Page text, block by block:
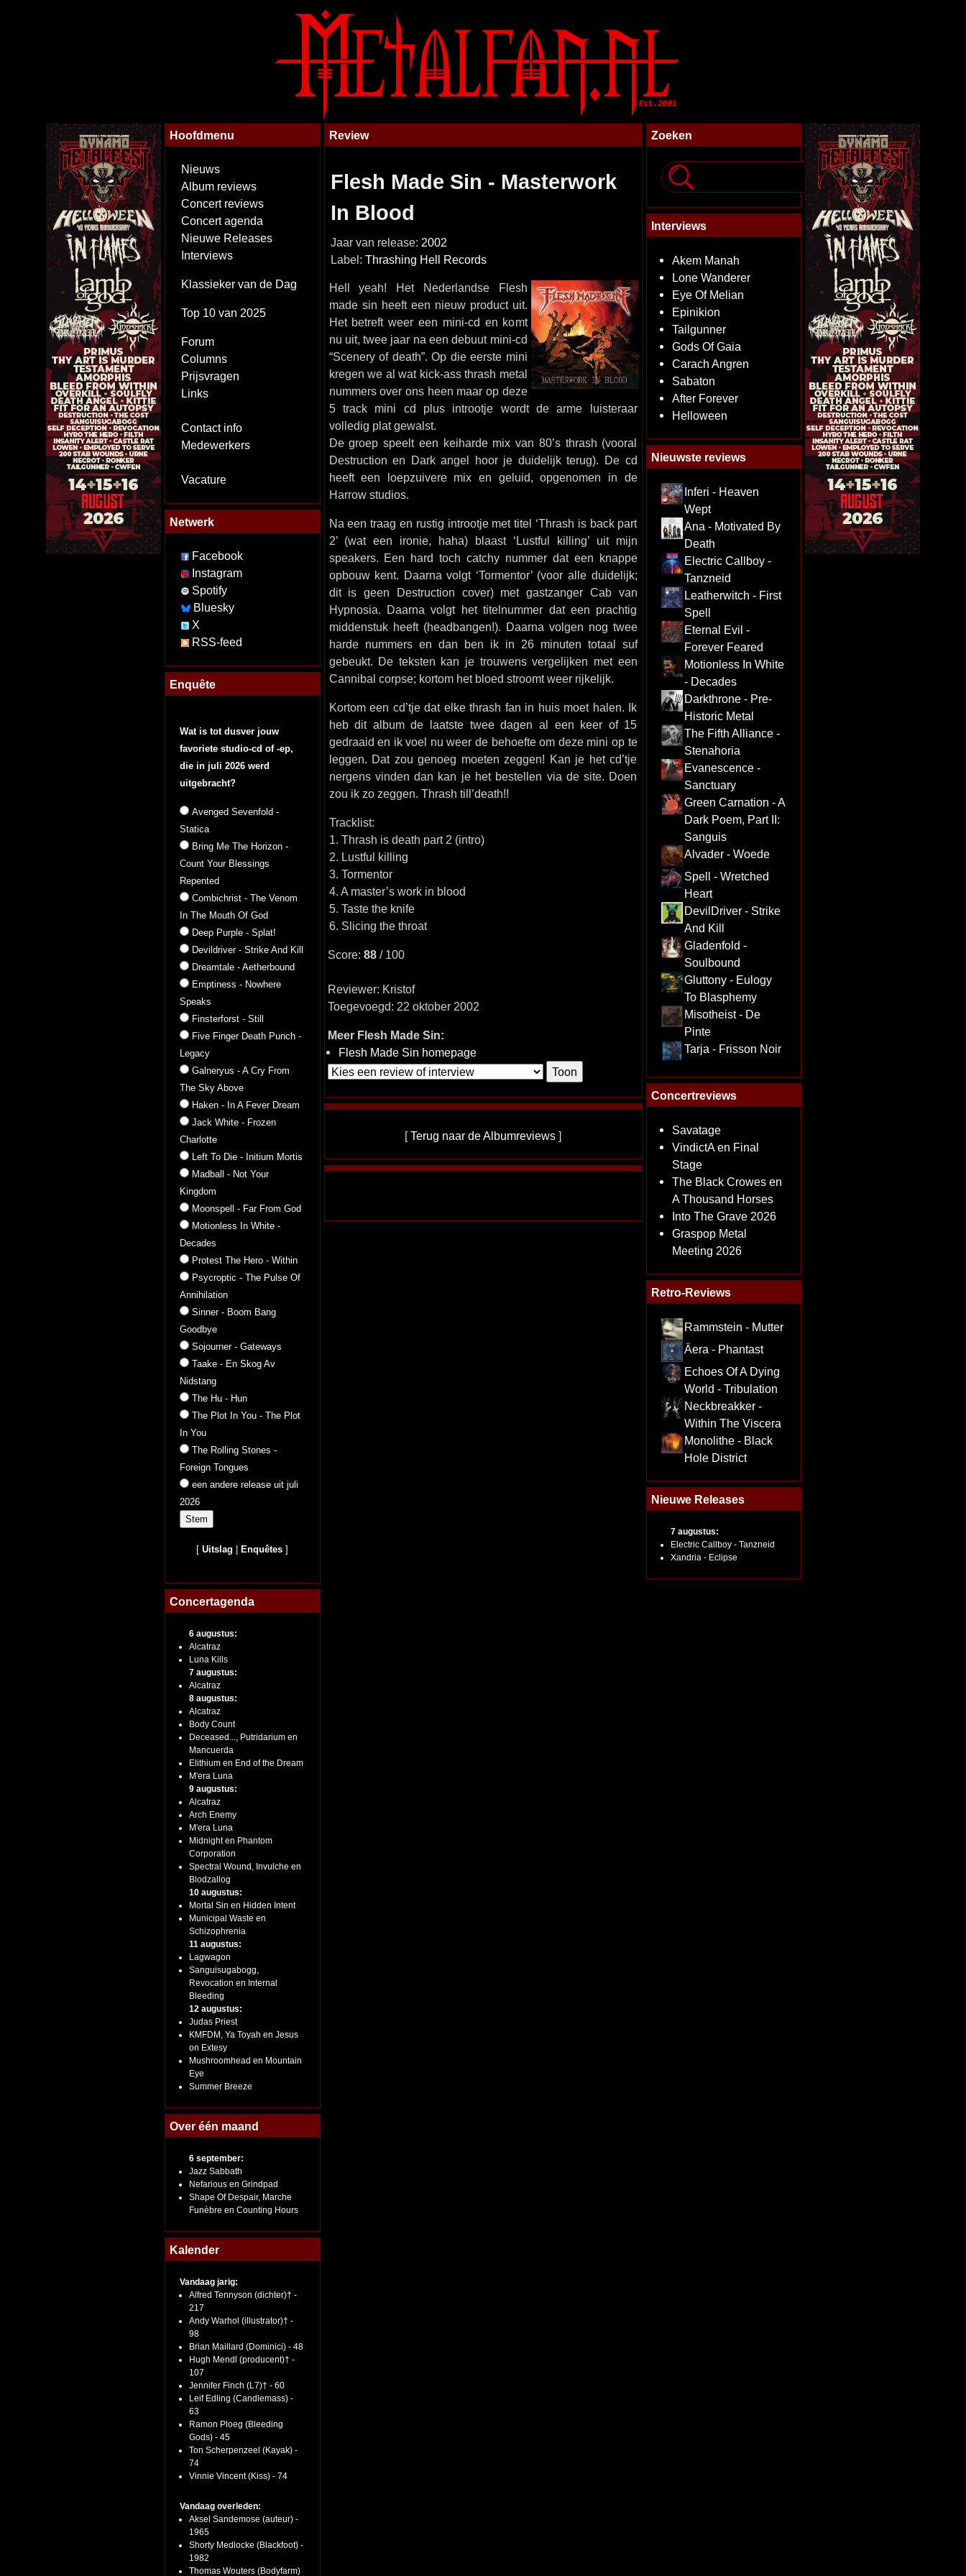
Hoofdmenu
Nieuws
Album reviews
Concert reviews
Concert agenda
Nieuwe Releases
Interviews
Klassieker van de Dag
Top 10 van 2025
Forum
Columns
Prijsvragen
Links
Contact info
Medewerkers
Vacature
Netwerk
Facebook
Instagram
Spotify
Bluesky
X
RSS-feed
Enquête
Wat is tot dusver jouw
favoriete studio-cd of -ep,
die in juli 2026 werd
uitgebracht?
Avenged Sevenfold -
Statica
Bring Me The Horizon -
Count Your Blessings
Repented
Combichrist - The Venom
In The Mouth Of God
Deep Purple - Splat!
Devildriver - Strike And Kill
Dreamtale - Aetherbound
Emptiness - Nowhere
Speaks
Finsterforst - Still
Five Finger Death Punch -
Legacy
Galneryus - A Cry From
The Sky Above
Haken - In A Fever Dream
Jack White - Frozen
Charlotte
Left To Die - Initium Mortis
Madball - Not Your
Kingdom
Moonspell - Far From God
Motionless In White -
Decades
Protest The Hero - Within
Psycroptic - The Pulse Of
Annihilation
Sinner - Boom Bang
Goodbye
Sojourner - Gateways
Taake - En Skog Av
Nidstang
The Hu - Hun
The Plot In You - The Plot
In You
The Rolling Stones -
Foreign Tongues
een andere release uit juli
2026
[Uitslag Enquêtes ]
Concertagenda
6 augustus:
Alcatraz
Luna Kills
7 augustus:
Alcatraz
8 augustus:
Alcatraz
Body Count
Deceased..., Putridarium en
Mancuerda
Elithium en End of the Dream
M'era Luna
9 augustus:
Alcatraz
Arch Enemy
M'era Luna
Midnight en Phantom
Corporation
Spectral Wound, Invulche en
Blodzallog
10 augustus:
Mortal Sin en Hidden Intent
Municipal Waste en
Schizophrenia
11 augustus:
Lagwagon
Sanguisugabogg,
Revocation en Internal
Bleeding
12 augustus:
Judas Priest
KMFDM, Ya Toyah en Jesus
on Extesy
Mushroomhead en Mountain
Eye
Summer Breeze
Over één maand
6 september:
Jazz Sabbath
Nefarious en Grindpad
Shape Of Despair, Marche
Funèbre en Counting Hours
Kalender
Vandaag jarig:
Alfred Tennyson (dichter)† -
217
Andy Warhol (illustrator)† -
98
Brian Maillard (Dominici) - 48
Hugh Mendl (producent)† -
107
Jennifer Finch (L7)† - 60
Leif Edling (Candlemass) -
63
Ramon Ploeg (Bleeding
Gods) - 45
Ton Scherpenzeel (Kayak) -
74
Vinnie Vincent (Kiss) - 74
Vandaag overleden:
Aksel Sandemose (auteur) -
1965
Shorty Medlocke (Blackfoot) -
1982
Thomas Wouters (Bodyfarm)
Review
Flesh Made Sin - Masterwork
In Blood
Jaar van release: 2002
Label: Thrashing Hell Records
Hell yeah! Het Nederlandse Flesh
made sin heeft een nieuw product uit.
Het betreft weer een mini-cd en komt
nu uit, twee jaar na een debuut mini-cd
“Scenery of death”. Op die eerste mini
kregen we al wat kick-ass thrash metal
nummers over ons heen maar op deze
5 track mini cd plus introotje wordt de arme luisteraar
volledig plat gewalst.
De groep speelt een keiharde mix van 80’s thrash (vooral
Destruction en Dark angel hoor je duidelijk terug). De cd
heeft een loepzuivere mix en geluid, opgenomen in de
Harrow studios.
Na een traag en rustig introotje met titel ‘Thrash is back part
2’ (wat een ironie, haha) blaast ‘Lustful killing’ uit mijn
speakers. Een hard toch catchy nummer dat een knappe
opbouw kent. Daarna volgt ‘Tormentor’ (voor alle duidelijk;
dit is geen Destruction cover) met gastzanger Cab van
Hypnosia. Daarna volgt het titelnummer dat een prachtig
middenstuk heeft (headbangen!). Daarna volgen nog twee
harde nummers en dan ben ik in 26 minuten totaal suf
gebeukt. De teksten kan je trouwens vergelijken met een
Cannibal corpse; kortom het bloed stroomt weer rijkelijk.
Kortom een cd’tje dat elke thrash fan in huis moet halen. Ik
heb dit album de laatste twee dagen al een keer of 15
gedraaid en ik voel nu weer de behoefte om deze mini op te
leggen. Dat zou genoeg moeten zeggen! Kan je het cd’tje
nergens vinden dan kan je het bestellen via de site. Doen
zou ik zo zeggen. Thrash till’death!!
Tracklist:
1. Thrash is death part 2 (intro)
2. Lustful killing
3. Tormentor
4. A master’s work in blood
5. Taste the knife
6. Slicing the throat
Score: 88/ 100
Reviewer: Kristof
Toegevoegd: 22 oktober 2002
Meer Flesh Made Sin:
Flesh Made Sin homepage
[Terug naar de Albumreviews ]
Zoeken
Interviews
Akem Manah
Lone Wanderer
Eye Of Melian
Epinikion
Tailgunner
Gods Of Gaia
Carach Angren
Sabaton
After Forever
Helloween
Nieuwste reviews
Inferi - Heaven
Wept
Ana - Motivated By
Death
Electric Callboy -
Tanzneid
Leatherwitch - First
Spell
Eternal Evil -
Forever Feared
Motionless In White
- Decades
Darkthrone - Pre-
Historic Metal
The Fifth Alliance -
Stenahoria
Evanescence -
Sanctuary
Green Carnation - A
Dark Poem, Part II:
Sanguis
Alvader - Woede
Spell - Wretched
Heart
DevilDriver - Strike
And Kill
Gladenfold -
Soulbound
Gluttony - Eulogy
To Blasphemy
Misotheist - De
Pinte
Tarja - Frisson Noir
Concertreviews
Savatage
VindictA en Final
Stage
The Black Crowes en
A Thousand Horses
Into The Grave 2026
Graspop Metal
Meeting 2026
Retro-Reviews
Rammstein - Mutter
Äera - Phantast
Echoes Of A Dying
World - Tribulation
Neckbreakker -
Within The Viscera
Monolithe - Black
Hole District
Nieuwe Releases
7 augustus:
Electric Callboy - Tanzneid
Xandria - Eclipse